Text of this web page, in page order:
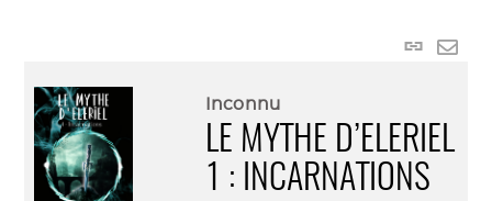
Lien
mail
Inconnu
LE MYTHE D’ELERIEL
1 : INCARNATIONS